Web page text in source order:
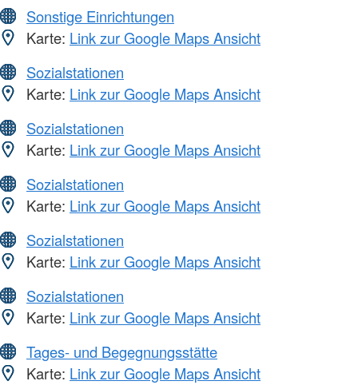
Sonstige Einrichtungen
Karte: Link zur Google Maps Ansicht
Sozialstationen
Karte: Link zur Google Maps Ansicht
Sozialstationen
Karte: Link zur Google Maps Ansicht
Sozialstationen
Karte: Link zur Google Maps Ansicht
Sozialstationen
Karte: Link zur Google Maps Ansicht
Sozialstationen
Karte: Link zur Google Maps Ansicht
Tages- und Begegnungsstätte
Karte: Link zur Google Maps Ansicht